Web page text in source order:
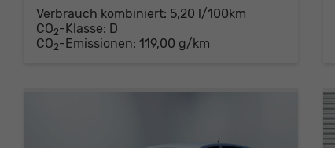
Verbrauch kombiniert: 5,20 l/100km
CO2-Klasse: D
CO2-Emissionen: 119,00 g/km